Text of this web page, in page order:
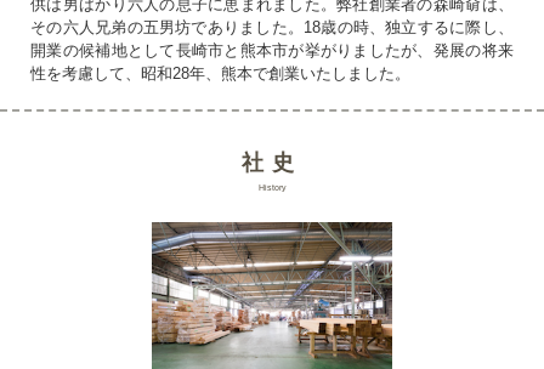
供は男ばかり六人の息子に恵まれました。弊社創業者の森崎奛は、
その六人兄弟の五男坊でありました。18歳の時、独立するに際し、
開業の候補地として長崎市と熊本市が挙がりましたが、発展の将来
性を考慮して、昭和28年、熊本で創業いたしました。
社史
History